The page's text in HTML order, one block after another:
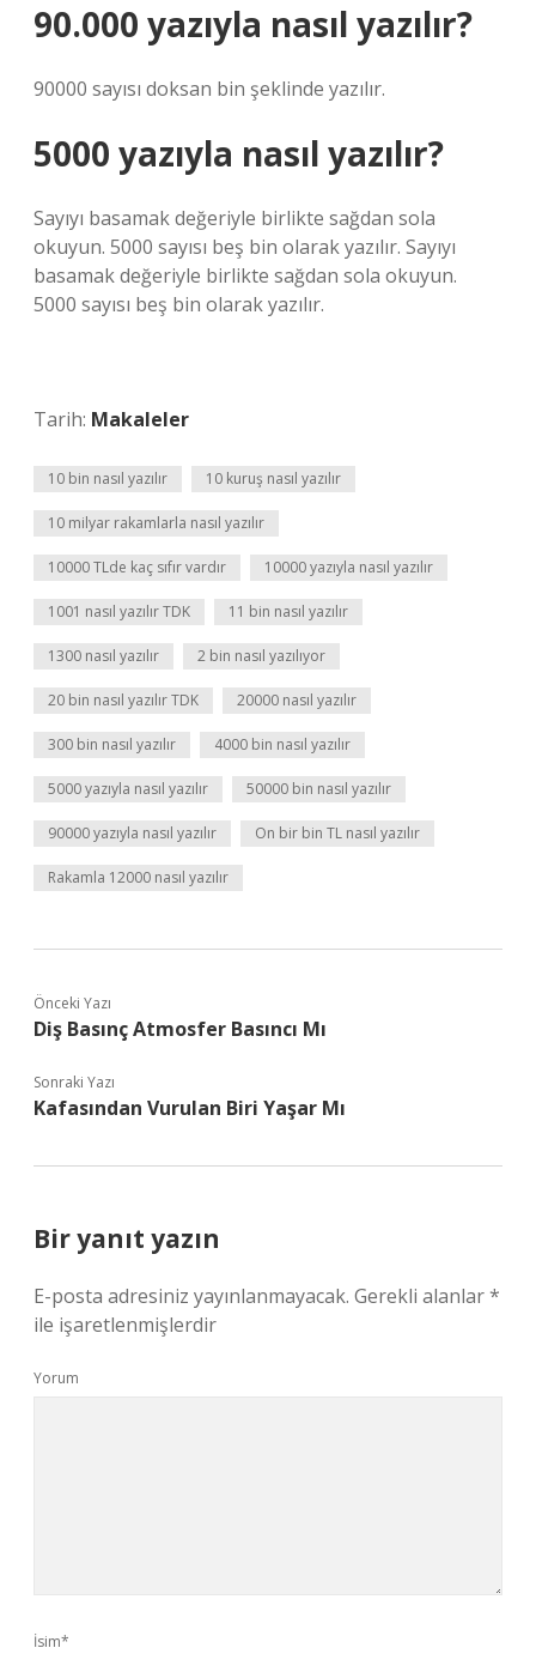
90.000 yazıyla nasıl yazılır?
90000 sayısı doksan bin şeklinde yazılır.
5000 yazıyla nasıl yazılır?
Sayıyı basamak değeriyle birlikte sağdan sola
okuyun. 5000 sayısı beş bin olarak yazılır. Sayıyı
basamak değeriyle birlikte sağdan sola okuyun.
5000 sayısı beş bin olarak yazılır.
Tarih: Makaleler
10 bin nasıl yazılır 10 kuruş nasıl yazılır
10 milyar rakamlarla nasıl yazılır
10000 TLde kaç sıfır vardır 10000 yazıyla nasıl yazılır
1001 nasıl yazılır TDK 11 bin nasıl yazılır
1300 nasıl yazılır 2 bin nasıl yazılıyor
20 bin nasıl yazılır TDK 20000 nasıl yazılır
300 bin nasıl yazılır 4000 bin nasıl yazılır
5000 yazıyla nasıl yazılır 50000 bin nasıl yazılır
90000 yazıyla nasıl yazılır On bir bin TL nasıl yazılır
Rakamla 12000 nasıl yazılır
Önceki Yazı
Diş Basınç Atmosfer Basıncı Mı
Sonraki Yazı
Kafasından Vurulan Biri Yaşar Mı
Bir yanıt yazın
E-posta adresiniz yayınlanmayacak. Gerekli alanlar*
ile işaretlenmişlerdir
Yorum
İsim*